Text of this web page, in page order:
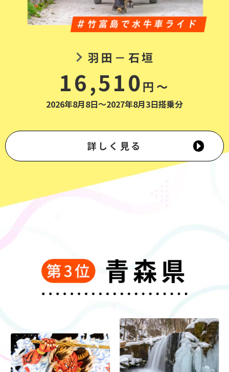
羽田－石垣
16,510円～
2026年8月8日～2027年8月3日搭乗分
詳しく見る